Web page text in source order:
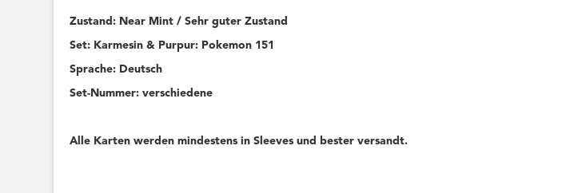
Zustand: Near Mint / Sehr guter Zustand
Set: Karmesin & Purpur: Pokemon 151
Sprache: Deutsch
Set-Nummer: verschiedene
Alle Karten werden mindestens in Sleeves und bester versandt.